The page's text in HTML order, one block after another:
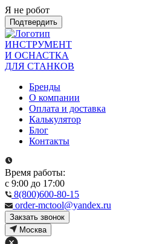
Я не робот
Подтвердить
ИНСТРУМЕНТ
И ОСНАСТКА
ДЛЯ СТАНКОВ
Бренды
О компании
Оплата и доставка
Калькулятор
Блог
Контакты
Время работы:
с 9:00 до 17:00
8(800)600-80-15
order-mctool@yandex.ru
Закзать звонок
Москва